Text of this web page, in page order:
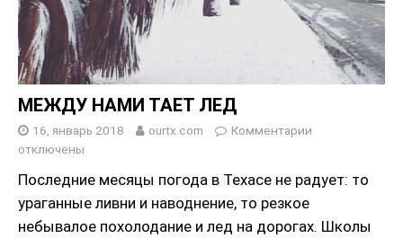
МЕЖДУ НАМИ ТАЕТ ЛЕД
16, январь 2018 ourtx.com
Комментарии
отключены
Последние месяцы погода в Техасе не радует: то
ураганные ливни и наводнение, то резкое
небывалое похолодание и лед на дорогах. Школы